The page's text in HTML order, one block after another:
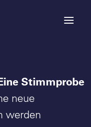
Stimmprobe
neue
werden